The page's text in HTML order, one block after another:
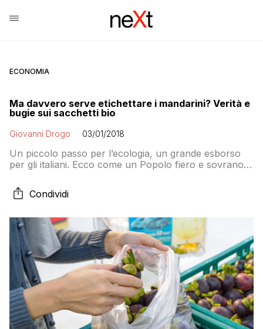
ECONOMIA
Ma davvero serve etichettare i mandarini? Verità e
bugie sui sacchetti bio
Giovanni Drogo 03/01/2018
Un piccolo passo per l’ecologia, un grande esborso
per gli italiani. Ecco come un Popolo fiero e sovrano
a pagare due centesimi di euro (0,02 euro) in più per
la spesa. Tutti gli inutili “trucchi” per non pagare i
biodegradabili
Condividi